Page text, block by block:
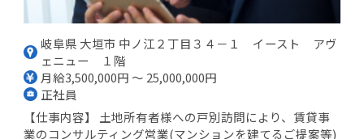
岐阜県 大垣市 中ノ江２丁目３４－１ イースト アヴ
ェニュー １階
月給3,500,000円 ～ 25,000,000円
正社員
【仕事内容】 土地所有者様への戸別訪問により、賃貸事
業のコンサルティング営業(マンションを建てるご提案等)